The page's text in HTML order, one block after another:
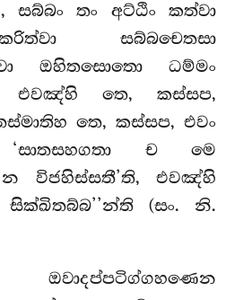
සබ්බං තං අට්ඨිං කත්වා
සබ්බචෙතසා
ඔහිතසොතො ධම්මං
එවඤ්හි තෙ, කස්සප,
තෙ, කස්සප, එවං
‘සාතසහගතා ච මෙ
න විජහිස්සතී’ති, එවඤ්හි
(සං. නි.